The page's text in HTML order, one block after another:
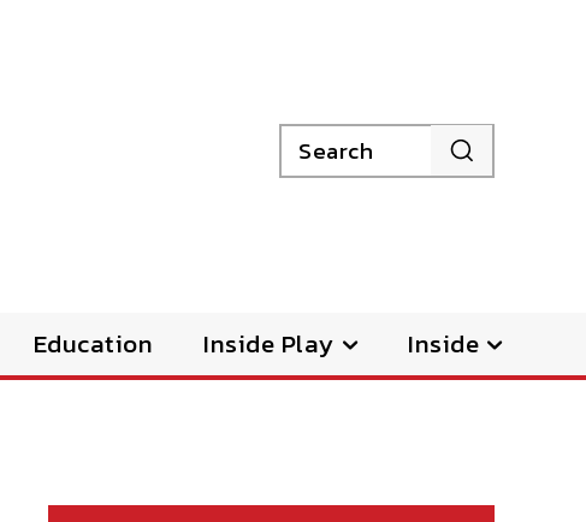
Search
Education Inside Play Inside